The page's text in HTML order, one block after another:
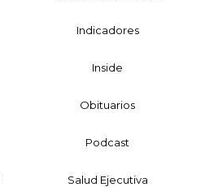
Indicadores
Inside
Obituarios
Podcast
Salud Ejecutiva